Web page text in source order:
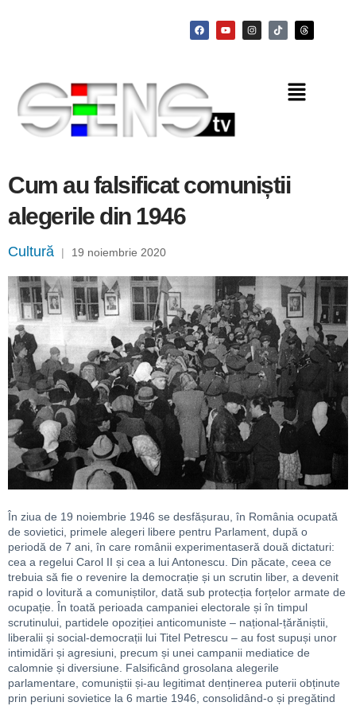
Cum au falsificat comuniștii
alegerile din 1946
Cultură | 19 noiembrie 2020
În ziua de 19 noiembrie 1946 se desfășurau, în România ocupată
de sovietici, primele alegeri libere pentru Parlament, după o
periodă de 7 ani, în care românii experimentaseră două dictaturi:
cea a regelui Carol II și cea a lui Antonescu. Din păcate, ceea ce
trebuia să fie o revenire la democrație și un scrutin liber, a devenit
rapid o lovitură a comuniștilor, dată sub protecția forțelor armate de
ocupație. În toată perioada campaniei electorale și în timpul
scrutinului, partidele opoziției anticomuniste – național-țărăniștii,
liberalii și social-democrații lui Titel Petrescu – au fost supuși unor
intimidări și agresiuni, precum și unei campanii mediatice de
calomnie și diversiune. Falsificând grosolana alegerile
parlamentare, comuniștii și-au legitimat denținerea puterii obținute
prin periuni sovietice la 6 martie 1946, consolidând-o și pregătind